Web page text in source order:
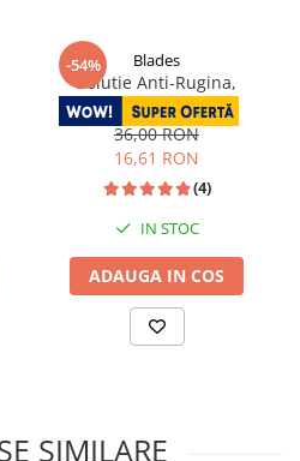
-54% Blades
Solutie Anti-Rugina,
Blades®, 50 ml
36,00 RON
16,61 RON
(4)
IN STOC
ADAUGA IN COS
SIMILARE